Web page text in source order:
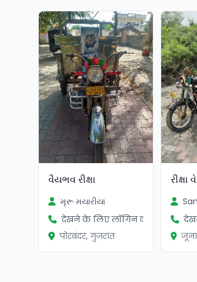
વૈયભવ રીક્ષા
મૃરૂ મયારીયા
देखने के लिए लॉगिन करें
पोरबंदर, गुजरात